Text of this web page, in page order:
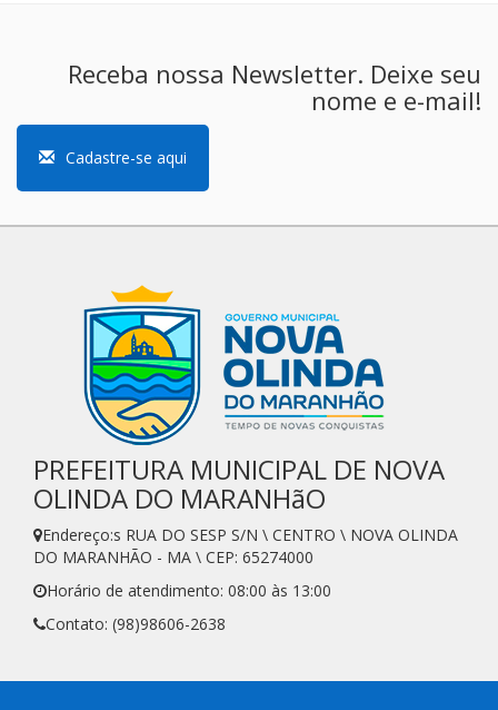
Receba nossa Newsletter. Deixe seu
nome e e-mail!
Cadastre-se aqui
PREFEITURA MUNICIPAL DE NOVA
OLINDA DO MARANHãO
Endereço:s RUA DO SESP S/N \ CENTRO \ NOVA OLINDA
DO MARANHÃO - MA \ CEP: 65274000
Horário de atendimento: 08:00 às 13:00
Contato: (98)98606-2638